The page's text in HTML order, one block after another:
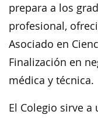
prepara a los
profesional,
Asociado en
Finalización en
médica y técnica.
El Colegio sirve